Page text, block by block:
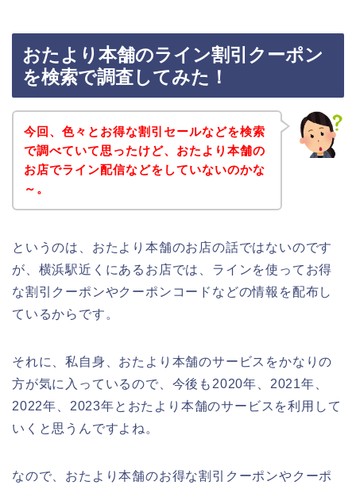
おたより本舗のライン割引クーポン
を検索で調査してみた！
今回、色々とお得な割引セールなどを検索
で調べていて思ったけど、おたより本舗の
お店でライン配信などをしていないのかな
～。
というのは、おたより本舗のお店の話ではないのです
が、横浜駅近くにあるお店では、ラインを使ってお得
な割引クーポンやクーポンコードなどの情報を配布し
ているからです。
それに、私自身、おたより本舗のサービスをかなりの
方が気に入っているので、今後も2020年、2021年、
2022年、2023年とおたより本舗のサービスを利用して
いくと思うんですよね。
なので、おたより本舗のお得な割引クーポンやクーポ